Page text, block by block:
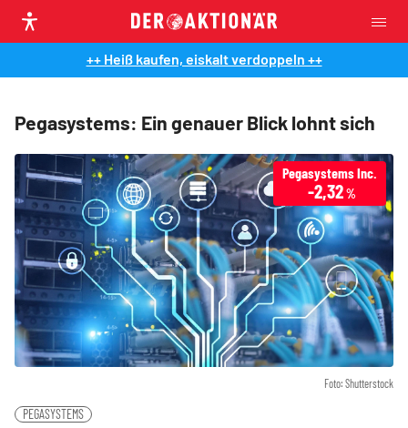
++ Heiß kaufen, eiskalt verdoppeln ++
Pegasystems: Ein genauer Blick lohnt sich
Foto: Shutterstock
Pegasystems Inc.
-2,32 %
PEGASYSTEMS